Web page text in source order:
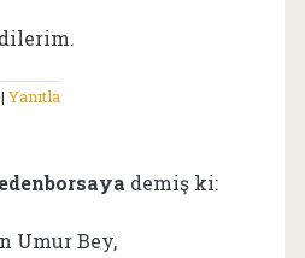
Yanıtla
demiş ki:
Umur Bey,